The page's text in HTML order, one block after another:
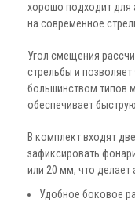
хорошо подходит для
на современное
Угол смещения
стрельбы и
большинством типов
обеспечивает
В комплект входят
зафиксировать
или 20 мм, что делает
Удобное боковое